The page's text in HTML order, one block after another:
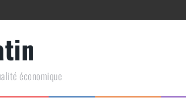
économique